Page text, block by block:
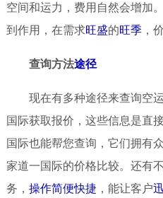
空间和运力，费用自然会增加
到作用，在需求旺盛的旺季，
查询方法途径
现在有多种途径来查询空
国际获取报价，这些信息是直
国际也能帮您查询，它们拥有
家道一国际的价格比较。还有
务， 操作简便快捷 ，能让客户